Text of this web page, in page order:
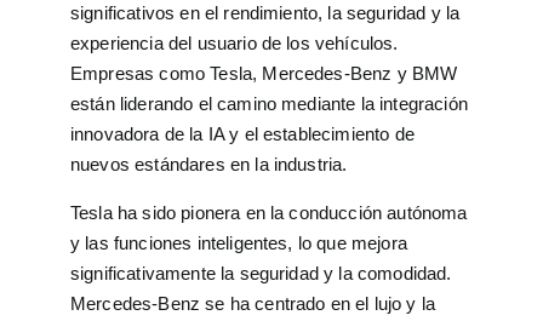
significativos en el rendimiento, la seguridad y la
experiencia del usuario de los vehículos.
Empresas como Tesla, Mercedes-Benz y BMW
están liderando el camino mediante la integración
innovadora de la IA y el establecimiento de
nuevos estándares en la industria.
Tesla ha sido pionera en la conducción autónoma
y las funciones inteligentes, lo que mejora
significativamente la seguridad y la comodidad.
Mercedes-Benz se ha centrado en el lujo y la